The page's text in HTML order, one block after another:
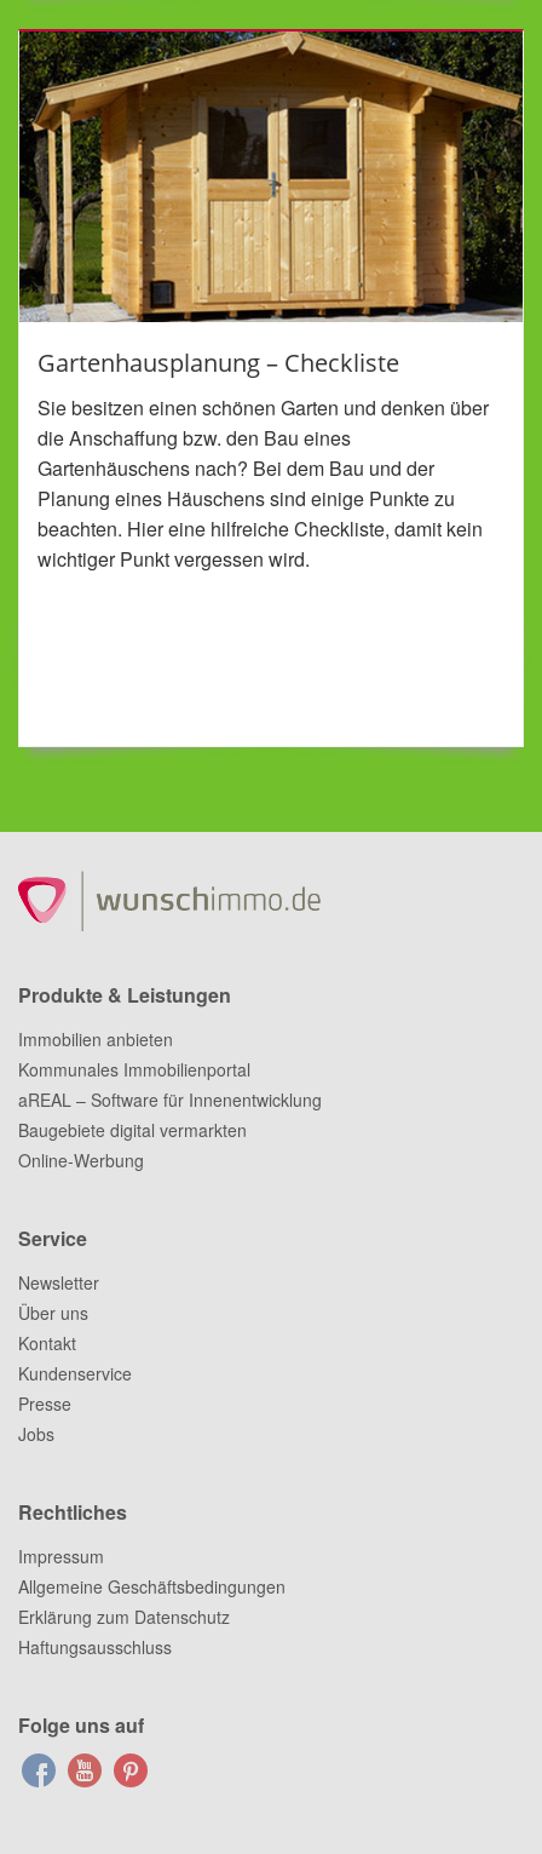
Gartenhausplanung – Checkliste
Sie besitzen einen schönen Garten und denken über
die Anschaffung bzw. den Bau eines
Gartenhäuschens nach? Bei dem Bau und der
Planung eines Häuschens sind einige Punkte zu
beachten. Hier eine hilfreiche Checkliste, damit kein
wichtiger Punkt vergessen wird.
Produkte & Leistungen
Immobilien anbieten
Kommunales Immobilienportal
aREAL – Software für Innenentwicklung
Baugebiete digital vermarkten
Online-Werbung
Service
Newsletter
Über uns
Kontakt
Kundenservice
Presse
Jobs
Rechtliches
Impressum
Allgemeine Geschäftsbedingungen
Erklärung zum Datenschutz
Haftungsausschluss
Folge uns auf